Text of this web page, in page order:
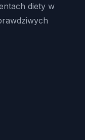
diety w